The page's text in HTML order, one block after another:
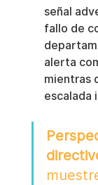
señal
fallo de
alerta
mientras
escalada